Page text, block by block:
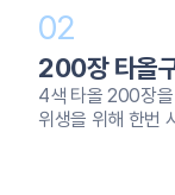
02
200장 타올
4색 타올 200장을
위생을 위해 한번